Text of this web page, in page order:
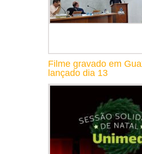
Filme gravado em
lançado dia 13